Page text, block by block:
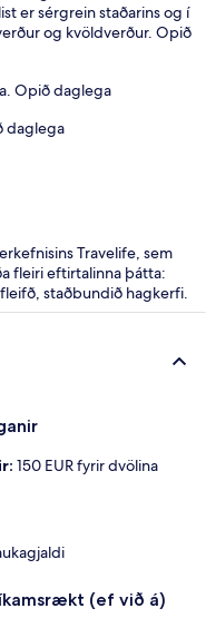
er sérgrein staðarins og í
og kvöldverður. Opið
Opið daglega
daglega
Travelife, sem
fleiri eftirtalinna þátta:
staðbundið hagkerfi.
150 EUR fyrir dvölina
(ef við á)